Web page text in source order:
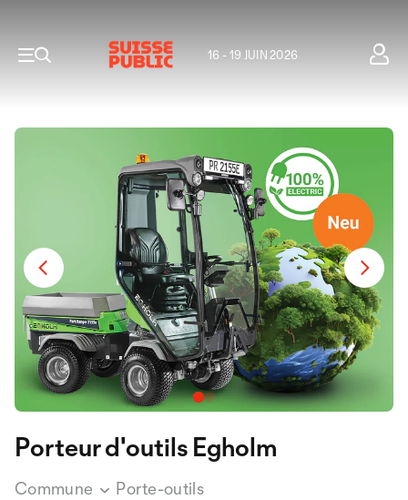
16 - 19 JUIN 2026
Porteur d'outils Egholm
Commune Porte-outils